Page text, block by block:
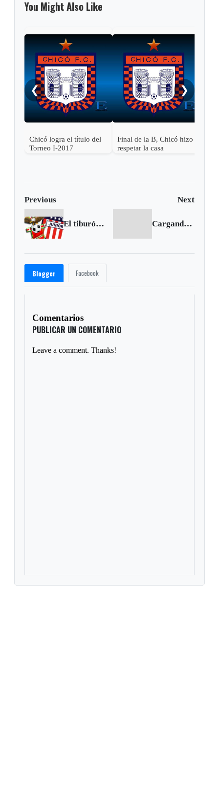
You Might Also Like
❮
Chicó logra el título del
Torneo I-2017
Final de la B, Chicó hizo
respetar la casa
❯
Previous Next
El tiburón mordió el anzuelo patriota Cargando siguiente...
Blogger Facebook
Comentarios
PUBLICAR UN COMENTARIO
Leave a comment. Thanks!